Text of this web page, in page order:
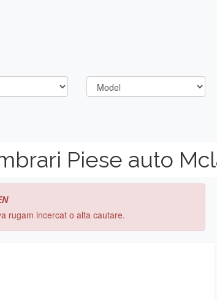
Piese auto
rugam incercat o alta cautare.